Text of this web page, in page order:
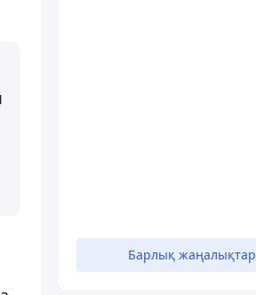
Барлық жаңалықтар